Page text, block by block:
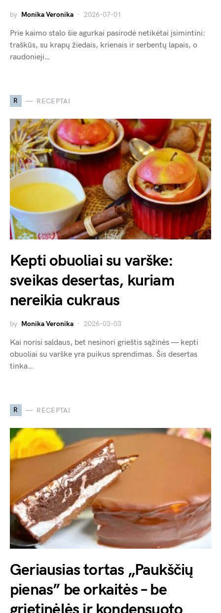
by Monika Veronika 2026-07-01
Prie kaimo stalo šie agurkai pasirodė netikėtai įsimintini:
traškūs, su krapų žiedais, krienais ir serbentų lapais, o
raudonieji…
R RECEPTAI
Kepti obuoliai su varške:
sveikas desertas, kuriam
nereikia cukraus
by Monika Veronika 2026-03-03
Kai norisi saldaus, bet nesinori grieštis sąžinės — kepti
obuoliai su varške yra puikus sprendimas. Šis desertas
tinka…
R RECEPTAI
Geriausias tortas „Paukščių
pienas” be orkaitės – be